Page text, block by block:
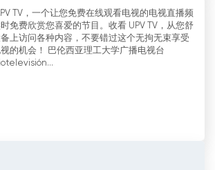
TV，一个让您免费在线观看电视的电视直播频
免费欣赏您喜爱的节目。收看 UPV TV，从您舒
上访问各种内容，不要错过这个无拘无束享受
的机会！ 巴伦西亚理工大学广播电视台